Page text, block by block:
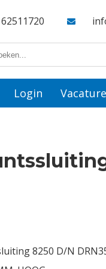
Login
8250 D/N